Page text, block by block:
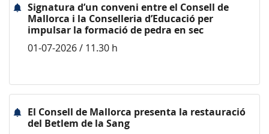
Signatura d’un conveni entre el Consell de
Mallorca i la Conselleria d’Educació per
impulsar la formació de pedra en sec
01-07-2026 / 11.30 h
El Consell de Mallorca presenta la restauració
del Betlem de la Sang